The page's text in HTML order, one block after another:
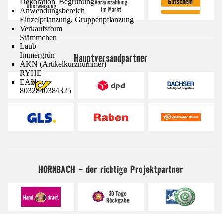
Dekoration, Begrünung
Anwendungsbereich
Einzelpflanzung, Gruppenpflanzung
Verkaufsform
Stämmchen
Laub
Immergrün
AKN (Artikelkurznummer)
RYHE
EAN
8032840384325
Hauptversandpartner
HORNBACH - der richtige Projektpartner